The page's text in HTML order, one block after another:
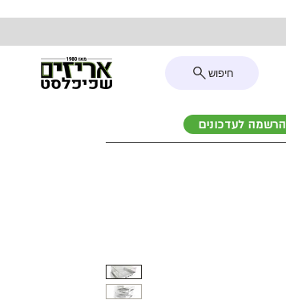
חיפוש
הרשמה לעדכונים